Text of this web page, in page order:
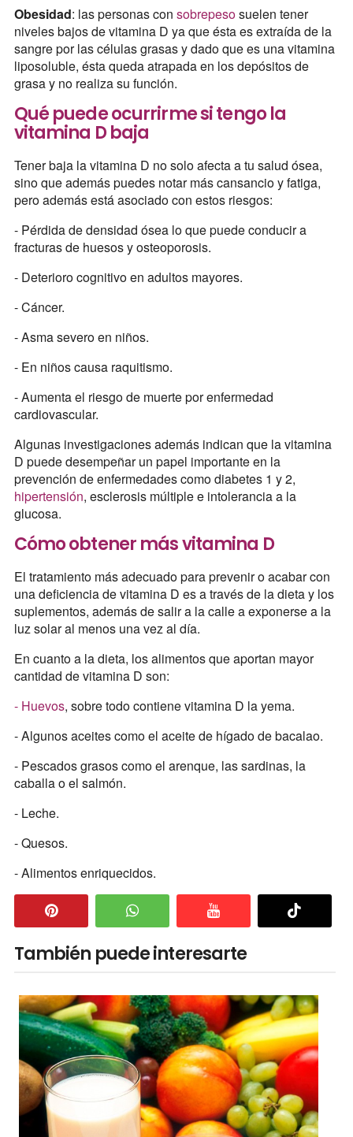
Obesidad: las personas con sobrepesosuelen tener
niveles bajos de vitamina D ya que ésta es extraída de la
sangre por las células grasas y dado que es una vitamina
liposoluble, ésta queda atrapada en los depósitos de
grasa y no realiza su función.
Qué puede ocurrirme si tengo la
vitamina D baja
Tener baja la vitamina D no solo afecta a tu salud ósea,
sino que además puedes notar más cansancio y fatiga,
pero además está asociado con estos riesgos:
- Pérdida de densidad ósea lo que puede conducir a
fracturas de huesos y osteoporosis.
- Deterioro cognitivo en adultos mayores.
- Cáncer.
- Asma severo en niños.
- En niños causa raquitismo.
- Aumenta el riesgo de muerte por enfermedad
cardiovascular.
Algunas investigaciones además indican que la vitamina
D puede desempeñar un papel importante en la
prevención de enfermedades como diabetes 1 y 2,
hipertensión, esclerosis múltiple e intolerancia a la
glucosa.
Cómo obtener más vitamina D
El tratamiento más adecuado para prevenir o acabar con
una deficiencia de vitamina D es a través de la dieta y los
suplementos, además de salir a la calle a exponerse a la
luz solar al menos una vez al día.
En cuanto a la dieta, los alimentos que aportan mayor
cantidad de vitamina D son:
- Huevos, sobre todo contiene vitamina D la yema.
- Algunos aceites como el aceite de hígado de bacalao.
- Pescados grasos como el arenque, las sardinas, la
caballa o el salmón.
- Leche.
- Quesos.
- Alimentos enriquecidos.
También puede interesarte